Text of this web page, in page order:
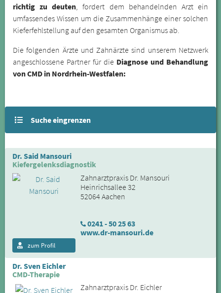
richtig zu deuten, fordert dem behandelnden Arzt ein
umfassendes Wissen um die Zusammenhänge einer solchen
Kieferfehlstellung auf den gesamten Organismus ab.
Die folgenden Ärzte und Zahnärzte sind unserem Netzwerk
angeschlossene Partner für die Diagnose und Behandlung
von CMD in Nordrhein-Westfalen:
Suche eingrenzen
Dr. Said Mansouri
Kiefergelenksdiagnostik
Zahnarztpraxis Dr. Mansouri
Heinrichsallee 32
52064 Aachen
0241 - 50 25 63
www.dr-mansouri.de
zum Profil
Dr. Sven Eichler
CMD-Therapie
Zahnarztpraxis Dr. Eichler